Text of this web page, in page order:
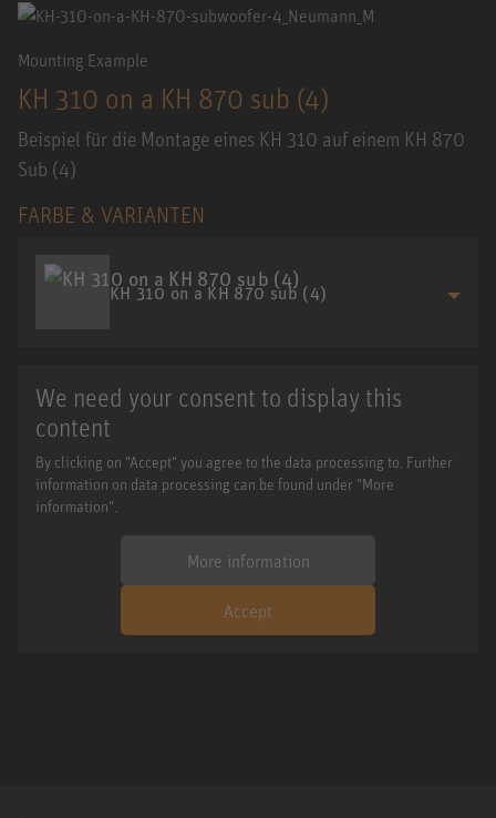
Mounting Example
KH 310 on a KH 870 sub (4)
Beispiel für die Montage eines KH 310 auf einem KH 870
Sub (4)
FARBE & VARIANTEN
KH 310 on a KH 870 sub (4)
We need your consent to display this
content
By clicking on "Accept" you agree to the data processing to. Further
information on data processing can be found under "More
information".
More information
Accept